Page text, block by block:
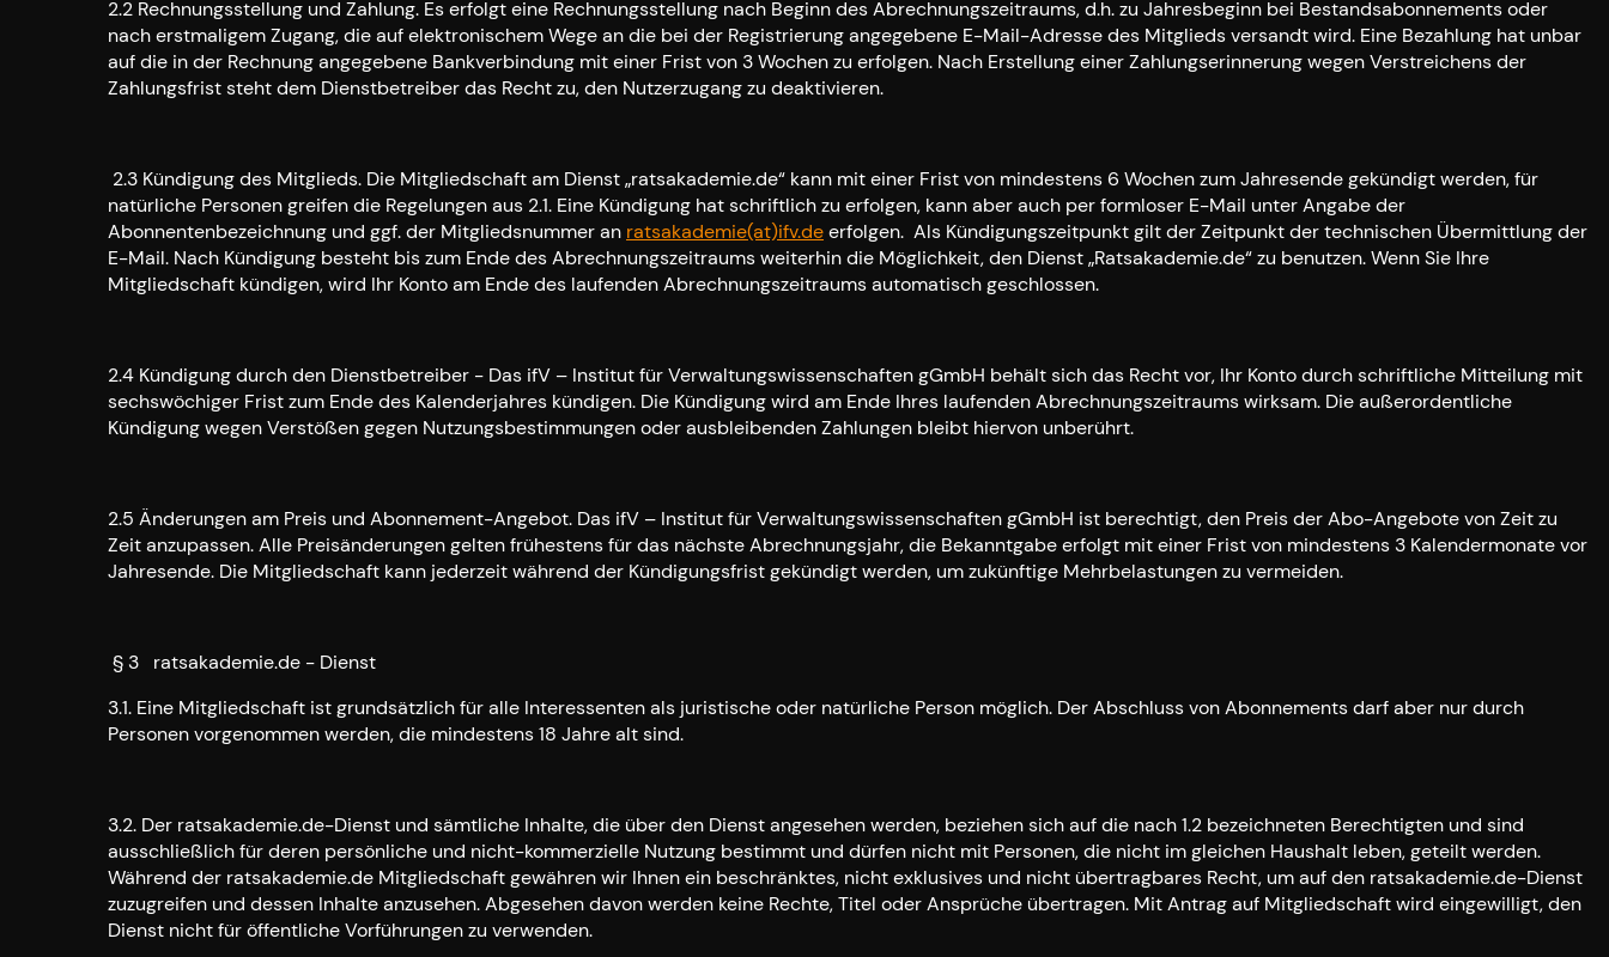
2.2 Rechnungsstellung und Zahlung. Es erfolgt eine Rechnungsstellung nach Beginn des Abrechnungszeitraums, d.h. zu Jahresbeginn bei Bestandsabonnements oder
nach erstmaligem Zugang, die auf elektronischem Wege an die bei der Registrierung angegebene E-Mail-Adresse des Mitglieds versandt wird. Eine Bezahlung hat unbar
auf die in der Rechnung angegebene Bankverbindung mit einer Frist von 3 Wochen zu erfolgen. Nach Erstellung einer Zahlungserinnerung wegen Verstreichens der
Zahlungsfrist steht dem Dienstbetreiber das Recht zu, den Nutzerzugang zu deaktivieren.
2.3 Kündigung des Mitglieds. Die Mitgliedschaft am Dienst „ratsakademie.de“ kann mit einer Frist von mindestens 6 Wochen zum Jahresende gekündigt werden, für
natürliche Personen greifen die Regelungen aus 2.1. Eine Kündigung hat schriftlich zu erfolgen, kann aber auch per formloser E-Mail unter Angabe der
Abonnentenbezeichnung und ggf. der Mitgliedsnummer an ratsakademie(at)ifv.deerfolgen. Als Kündigungszeitpunkt gilt der Zeitpunkt der technischen Übermittlung der
E-Mail. Nach Kündigung besteht bis zum Ende des Abrechnungszeitraums weiterhin die Möglichkeit, den Dienst „Ratsakademie.de“ zu benutzen. Wenn Sie Ihre
Mitgliedschaft kündigen, wird Ihr Konto am Ende des laufenden Abrechnungszeitraums automatisch geschlossen.
2.4 Kündigung durch den Dienstbetreiber - Das ifV – Institut für Verwaltungswissenschaften gGmbH behält sich das Recht vor, Ihr Konto durch schriftliche Mitteilung mit
sechswöchiger Frist zum Ende des Kalenderjahres kündigen. Die Kündigung wird am Ende Ihres laufenden Abrechnungszeitraums wirksam. Die außerordentliche
Kündigung wegen Verstößen gegen Nutzungsbestimmungen oder ausbleibenden Zahlungen bleibt hiervon unberührt.
2.5 Änderungen am Preis und Abonnement-Angebot. Das ifV – Institut für Verwaltungswissenschaften gGmbH ist berechtigt, den Preis der Abo-Angebote von Zeit zu
Zeit anzupassen. Alle Preisänderungen gelten frühestens für das nächste Abrechnungsjahr, die Bekanntgabe erfolgt mit einer Frist von mindestens 3 Kalendermonate vor
Jahresende. Die Mitgliedschaft kann jederzeit während der Kündigungsfrist gekündigt werden, um zukünftige Mehrbelastungen zu vermeiden.
§ 3 ratsakademie.de - Dienst
3.1. Eine Mitgliedschaft ist grundsätzlich für alle Interessenten als juristische oder natürliche Person möglich. Der Abschluss von Abonnements darf aber nur durch
Personen vorgenommen werden, die mindestens 18 Jahre alt sind.
3.2. Der ratsakademie.de-Dienst und sämtliche Inhalte, die über den Dienst angesehen werden, beziehen sich auf die nach 1.2 bezeichneten Berechtigten und sind
ausschließlich für deren persönliche und nicht-kommerzielle Nutzung bestimmt und dürfen nicht mit Personen, die nicht im gleichen Haushalt leben, geteilt werden.
Während der ratsakademie.de Mitgliedschaft gewähren wir Ihnen ein beschränktes, nicht exklusives und nicht übertragbares Recht, um auf den ratsakademie.de-Dienst
zuzugreifen und dessen Inhalte anzusehen. Abgesehen davon werden keine Rechte, Titel oder Ansprüche übertragen. Mit Antrag auf Mitgliedschaft wird eingewilligt, den
Dienst nicht für öffentliche Vorführungen zu verwenden.